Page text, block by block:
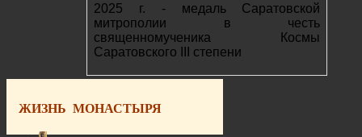
2025 г. - медаль Саратовской
митрополии в честь
священномученика Космы
Саратовского III степени
ЖИЗНЬ МОНАСТЫРЯ